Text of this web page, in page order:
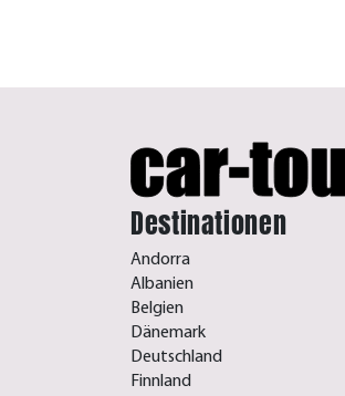
Destinationen
Andorra
Albanien
Belgien
Dänemark
Deutschland
Finnland